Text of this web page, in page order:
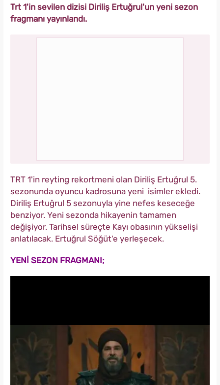
Trt 1'in sevilen dizisi Diriliş Ertuğrul'un yeni sezon
fragmanı yayınlandı.
TRT 1'in reyting rekortmeni olan Diriliş Ertuğrul 5.
sezonunda oyuncu kadrosuna yeni isimler ekledi.
Diriliş Ertuğrul 5 sezonuyla yine nefes keseceğe
benziyor. Yeni sezonda hikayenin tamamen
değişiyor. Tarihsel süreçte Kayı obasının yükselişi
anlatılacak. Ertuğrul Söğüt'e yerleşecek.
YENİ SEZON FRAGMANI;